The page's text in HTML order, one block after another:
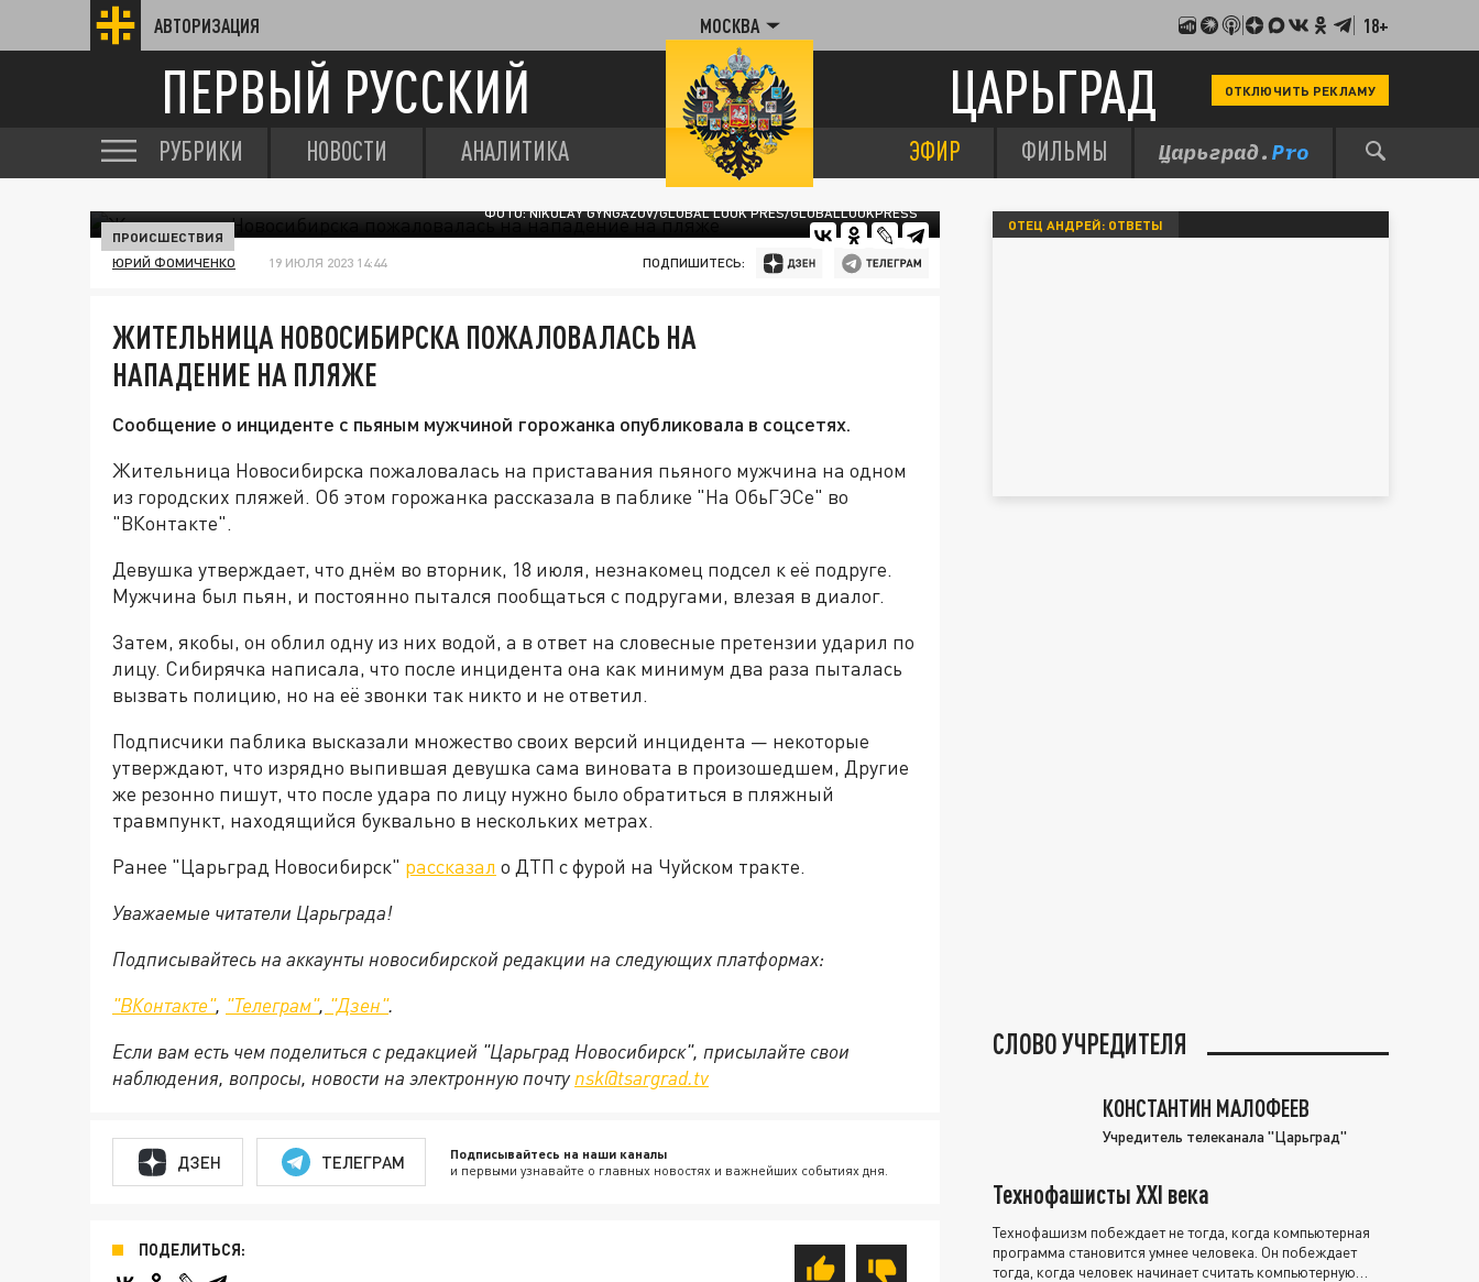
АВТОРИЗАЦИЯ МОСКВА 18+
ПЕРВЫЙ РУССКИЙ ЦАРЬГРАД ОТКЛЮЧИТЬ РЕКЛАМУ
РУБРИКИ НОВОСТИ АНАЛИТИКА ЭФИР ФИЛЬМЫ
ФОТО: NIKOLAY GYNGAZOV/GLOBAL LOOK PRES/GLOBALLOOKPRESS
ПРОИСШЕСТВИЯ
ЮРИЙ ФОМИЧЕНКО 19 ИЮЛЯ 2023 14:44 ПОДПИШИТЕСЬ:
ЖИТЕЛЬНИЦА НОВОСИБИРСКА ПОЖАЛОВАЛАСЬ НА
НАПАДЕНИЕ НА ПЛЯЖЕ
Сообщение о инциденте с пьяным мужчиной горожанка опубликовала в соцсетях.
Жительница Новосибирска пожаловалась на приставания пьяного мужчина на одном
из городских пляжей. Об этом горожанка рассказала в паблике "На ОбьГЭСе" во
"ВКонтакте".
Девушка утверждает, что днём во вторник, 18 июля, незнакомец подсел к её подруге.
Мужчина был пьян, и постоянно пытался пообщаться с подругами, влезая в диалог.
Затем, якобы, он облил одну из них водой, а в ответ на словесные претензии ударил по
лицу. Сибирячка написала, что после инцидента она как минимум два раза пыталась
вызвать полицию, но на её звонки так никто и не ответил.
Подписчики паблика высказали множество своих версий инцидента — некоторые
утверждают, что изрядно выпившая девушка сама виновата в произошедшем, Другие
же резонно пишут, что после удара по лицу нужно было обратиться в пляжный
травмпункт, находящийся буквально в нескольких метрах.
Ранее "Царьград Новосибирск" рассказал о ДТП с фурой на Чуйском тракте.
Уважаемые читатели Царьграда!
Подписывайтесь на аккаунты новосибирской редакции на следующих платформах:
"ВКонтакте", "Телеграм", "Дзен".
Если вам есть чем поделиться с редакцией "Царьград Новосибирск", присылайте свои
наблюдения, вопросы, новости на электронную почту nsk@tsargrad.tv
ДЗЕН ТЕЛЕГРАМ Подписывайтесь на наши каналы
и первыми узнавайте о главных новостях и важнейших событиях дня.
ПОДЕЛИТЬСЯ:
ОТЕЦ АНДРЕЙ: ОТВЕТЫ
СЛОВО УЧРЕДИТЕЛЯ
КОНСТАНТИН МАЛОФЕЕВ
Учредитель телеканала "Царьград"
Технофашисты XXI века
Технофашизм побеждает не тогда, когда компьютерная
программа становится умнее человека. Он побеждает
тогда, когда человек начинает считать компьютерную